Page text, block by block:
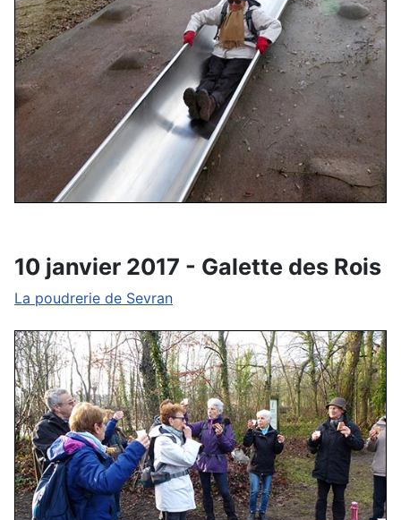
10 janvier 2017 - Galette des Rois
La poudrerie de Sevran